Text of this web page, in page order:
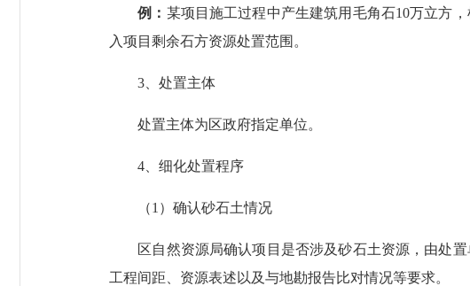
例： 某项目施工过程中产生建筑用毛角石10万立方
入项目剩余石方资源处置范围。
3、处置主体
处置主体为区政府指定单位。
4、细化处置程序
（1）确认砂石土情况
区自然资源局确认项目是否涉及砂石土资源，由处置
工程间距、资源表述以及与地勘报告比对情况等要求。